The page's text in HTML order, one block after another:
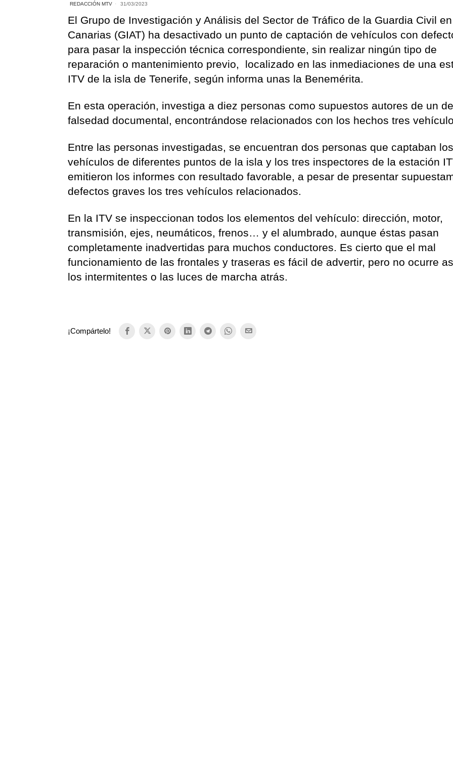
REDACCIÓN MTV 31/03/2023
El Grupo de Investigación y Análisis del Sector de Tráfico de la Guardia Civil en
Canarias (GIAT) ha desactivado un punto de captación de vehículos con
para pasar la inspección técnica correspondiente, sin realizar ningún tipo de
reparación o mantenimiento previo, localizado en las inmediaciones de una
ITV de la isla de Tenerife, según informa unas la Benemérita.
En esta operación, investiga a diez personas como supuestos autores de un
falsedad documental, encontrándose relacionados con los hechos tres
Entre las personas investigadas, se encuentran dos personas que captaban los
vehículos de diferentes puntos de la isla y los tres inspectores de la estación
emitieron los informes con resultado favorable, a pesar de presentar
defectos graves los tres vehículos relacionados.
En la ITV se inspeccionan todos los elementos del vehículo: dirección, motor,
transmisión, ejes, neumáticos, frenos… y el alumbrado, aunque éstas pasan
completamente inadvertidas para muchos conductores. Es cierto que el mal
funcionamiento de las frontales y traseras es fácil de advertir, pero no ocurre
los intermitentes o las luces de marcha atrás.
¡Compártelo!